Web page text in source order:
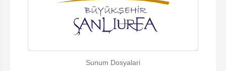
Sunum Dosyalari